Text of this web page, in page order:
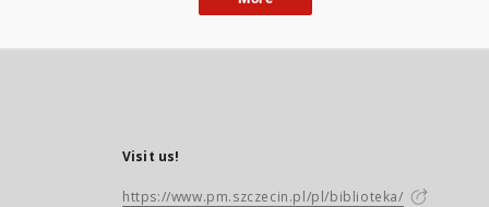
Visit us!
https://www.pm.szczecin.pl/pl/biblioteka/